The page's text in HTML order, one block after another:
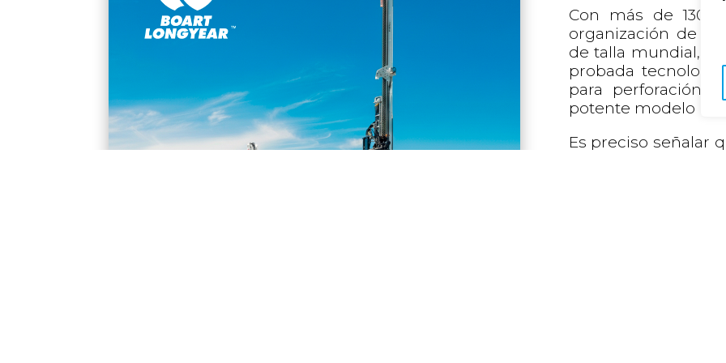
Con más de 130
organización de
de talla mundial,
probada
para perforación
potente modelo
Es preciso señalar